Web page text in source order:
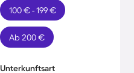
100 € - 199 €
Ab 200 €
Unterkunftsart